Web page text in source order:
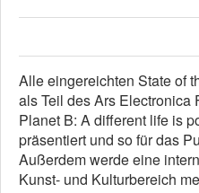
Alle eingereichten State of
als Teil des Ars Electronica
Planet B: A different life is
präsentiert und so für das
Außerdem werde eine
Kunst- und Kulturbereich